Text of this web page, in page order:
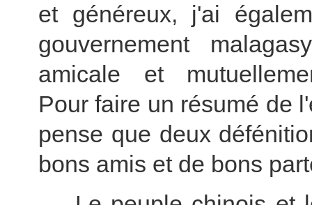
et généreux, j'ai
gouvernement
amicale et
Pour faire un résumé de
pense que deux
bons amis et de bons